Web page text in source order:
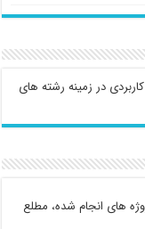
در زمینه رشته های
های انجام شده، مطلع